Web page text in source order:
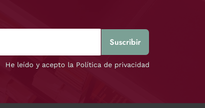
He leído y acepto la Política de privacidad